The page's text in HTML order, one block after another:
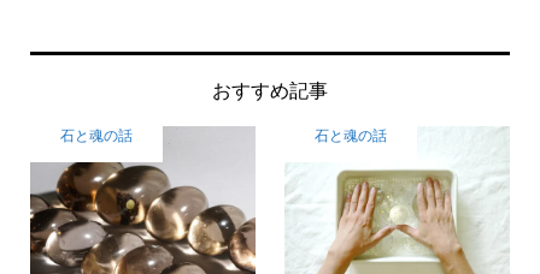
おすすめ記事
石と魂の話 石と魂の話